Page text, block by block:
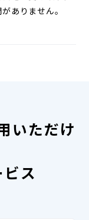
ありません。
いただけ
ス